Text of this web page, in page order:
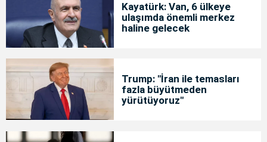
Kayatürk: Van, 6 ülkeye
ulaşımda önemli merkez
haline gelecek
Trump: "İran ile temasları
fazla büyütmeden
yürütüyoruz"